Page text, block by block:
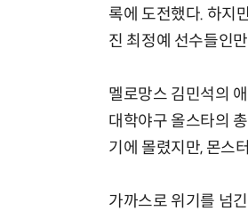
록에 도전했다. 하지
진 최정예 선수들인
멜로망스 김민석의
대학야구 올스타의
기에 몰렸지만, 몬스
가까스로 위기를 넘